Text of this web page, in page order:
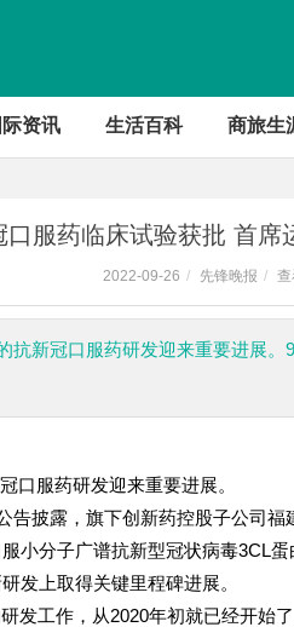
际资讯 生活百科 商旅生
口服药临床试验获批 首
2022-09-26 / 先锋晚报 / 查
抗新冠口服药研发迎来重要进展
服药研发迎来重要进展。
披露，旗下创新药控股子公司福
小分子广谱抗新型冠状病毒3CL
发上取得关键里程碑进展。
工作，从2020年初就已经开始了